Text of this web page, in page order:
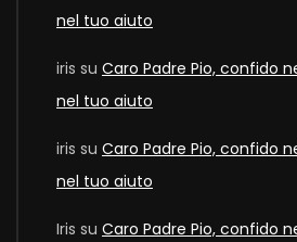
nel tuo aiuto
iris su Caro Padre Pio, confido
nel tuo aiuto
iris su Caro Padre Pio, confido
nel tuo aiuto
Iris su Caro Padre Pio, confido